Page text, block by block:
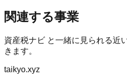
関連する事業
資産税ナビ と一緒に見られる近
きます。
taikyo.xyz